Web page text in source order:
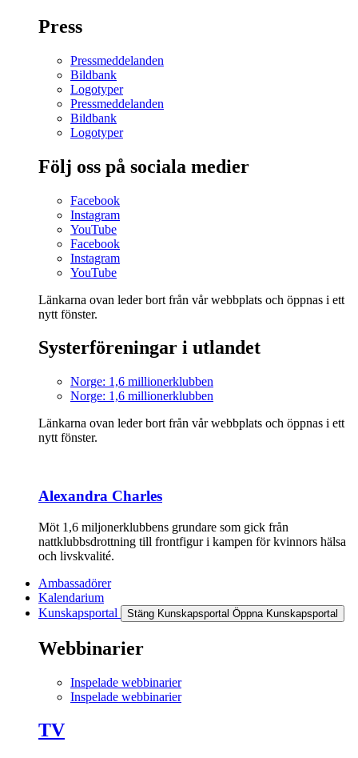
Press
Pressmeddelanden
Bildbank
Logotyper
Pressmeddelanden
Bildbank
Logotyper
Följ oss på sociala medier
Facebook
Instagram
YouTube
Facebook
Instagram
YouTube
Länkarna ovan leder bort från vår webbplats och öppnas i ett
nytt fönster.
Systerföreningar i utlandet
Norge: 1,6 millionerklubben
Norge: 1,6 millionerklubben
Länkarna ovan leder bort från vår webbplats och öppnas i ett
nytt fönster.
Alexandra Charles
Möt 1,6 miljonerklubbens grundare som gick från
nattklubbsdrottning till frontfigur i kampen för kvinnors hälsa
och livskvalité.
Ambassadörer
Kalendarium
Kunskapsportal
Stäng Kunskapsportal Öppna Kunskapsportal
Webbinarier
Inspelade webbinarier
Inspelade webbinarier
TV